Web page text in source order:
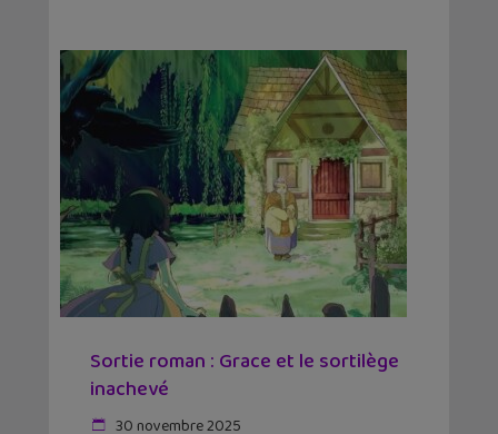
Sortie roman : Grace et le sortilège
inachevé
30 novembre 2025